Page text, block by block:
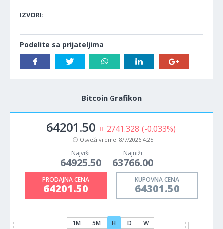
IZVORI:
Podelite sa prijateljima
Bitcoin Grafikon
64201.50 2741.328 (-0.033%)
Osveži vreme: 8/7/2026 4:25
Najviši
64925.50
Najniži
63766.00
PRODAJNA CENA
64201.50
KUPOVNA CENA
64301.50
1M 5M H D W